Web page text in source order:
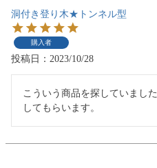
洞付き登り木★トンネル型
購入者
投稿日 2023/10/28
こういう商品を探していまし
してもらいます。